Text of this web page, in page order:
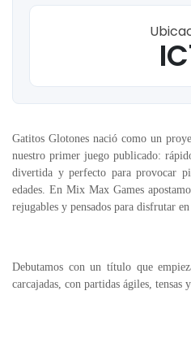
Gatitos Glotones nació como un
nuestro primer juego publicado:
divertida y perfecto para provocar
edades. En Mix Max Games
rejugables y pensados para disfrutar
Debutamos con un título que
carcajadas, con partidas ágiles, tensas